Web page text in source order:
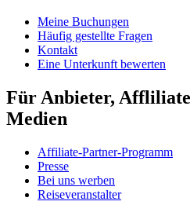
Meine Buchungen
Häufig gestellte Fragen
Kontakt
Eine Unterkunft bewerten
Für Anbieter,
Medien
Affiliate-Partner-Programm
Presse
Bei uns werben
Reiseveranstalter